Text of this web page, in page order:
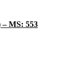
– MS: 553